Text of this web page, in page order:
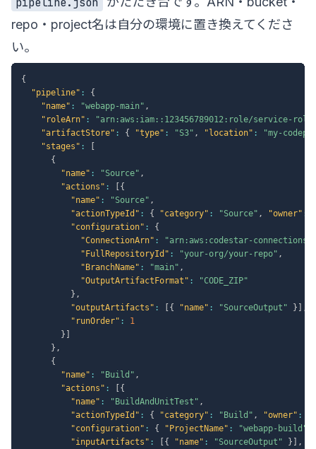
repo・project名は自分の環境に置き換えてくださ
い。
{
"pipeline" :
{
"name" : "webapp-main" ,
"roleArn" :
"arn:aws:iam::123456789012:role/service-role/
"artifactStore" : { "type" : "S3" , "location" :
"my-
"stages" :
{
"name" : "Source" ,
"actions" :
{
"name" : "Source" ,
"actionTypeId" : { "category" : "Source" , "owner"
"configuration" :
{
"ConnectionArn" :
"arn:aws:codestar-
"FullRepositoryId" : "your-org/your-repo" ,
"BranchName" : "main" ,
"OutputArtifactFormat" :
"CODE_ZIP"
} ,
"outputArtifacts" : { "name" : "SourceOutput" }
,
"runOrder" :
1
}
} ,
{
"name" : "Build" ,
"actions" :
{
"name" : "BuildAndUnitTest" ,
"actionTypeId" : { "category" : "Build" , "owner" :
"configuration" : { "ProjectName" : "webapp-build"
"inputArtifacts" : { "name" : "SourceOutput" }
,